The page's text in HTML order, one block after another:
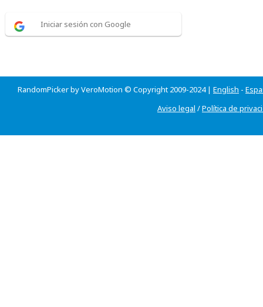
Iniciar sesión con Google
RandomPicker by VeroMotion © Copyright 2009-2024 | English -
Aviso legal /Política de